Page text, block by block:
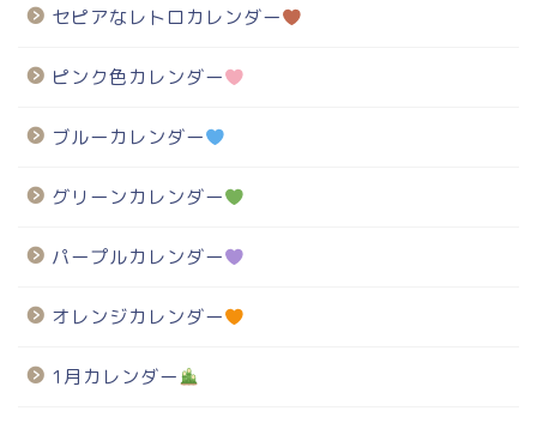
セピアなレトロカレンダー
ピンク色カレンダー
ブルーカレンダー
グリーンカレンダー
パープルカレンダー
オレンジカレンダー
1月カレンダー